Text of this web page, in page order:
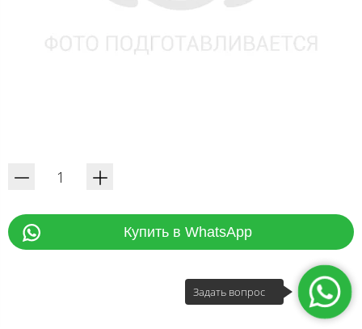
Купить в WhatsApp
Задать вопрос